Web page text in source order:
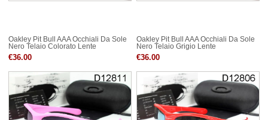
Oakley Pit Bull AAA Occhiali Da Sole
Nero Telaio Colorato Lente
€36.00
Oakley Pit Bull AAA Occhiali Da Sole
Nero Telaio Grigio Lente
€36.00